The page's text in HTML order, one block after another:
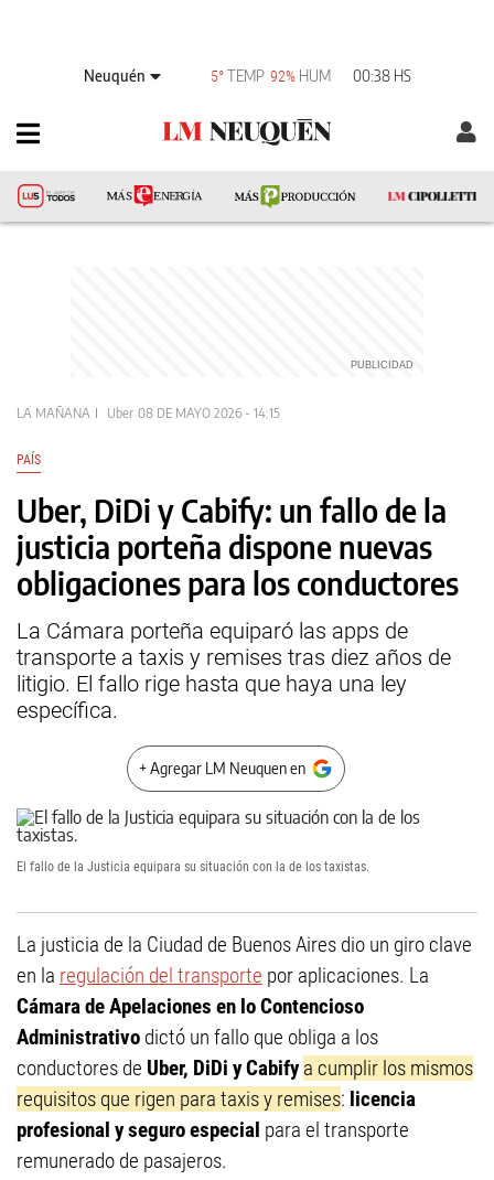
Neuquén 5° TEMP 92% HUM 00:38 HS
LA MAÑANA Uber 08 DE MAYO 2026 - 14:15
PAÍS
Uber, DiDi y Cabify: un fallo de la
justicia porteña dispone nuevas
obligaciones para los conductores
La Cámara porteña equiparó las apps de
transporte a taxis y remises tras diez años de
litigio. El fallo rige hasta que haya una ley
específica.
+ Agregar LM Neuquen en
El fallo de la Justicia equipara su situación con la de los taxistas.
La justicia de la Ciudad de Buenos Aires dio un giro clave
en la regulación del transporte por aplicaciones. La
Cámara de Apelaciones en lo Contencioso
Administrativo dictó un fallo que obliga a los
conductores de Uber, DiDi y Cabify a cumplir los mismos
requisitos que rigen para taxis y remises: licencia
profesional y seguro especial para el transporte
remunerado de pasajeros.